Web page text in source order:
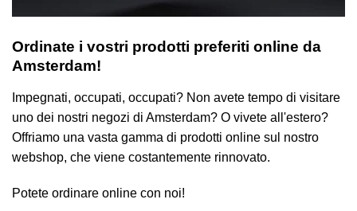
Ordinate i vostri prodotti preferiti online da
Amsterdam!
Impegnati, occupati, occupati? Non avete tempo di visitare
uno dei nostri negozi di Amsterdam? O vivete all'estero?
Offriamo una vasta gamma di prodotti online sul nostro
webshop, che viene costantemente rinnovato.
Potete ordinare online con noi!